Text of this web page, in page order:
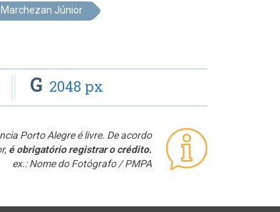
Júnior
G 2048 px
Porto Alegre é livre. De acordo
é obrigatório registrar o crédito.
ex.: Nome do Fotógrafo / PMPA